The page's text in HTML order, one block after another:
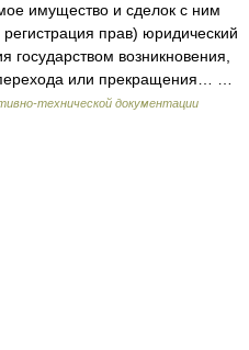
имущество и сделок с ним
прав) юридический
государством возникновения,
или прекращения… …
технической документации